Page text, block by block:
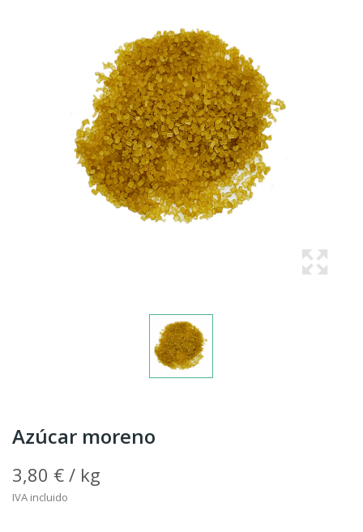
Azúcar moreno
3,80 € / kg
IVA incluido